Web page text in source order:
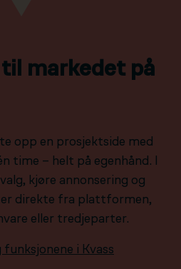
markedet på
opp en prosjektside med
time – helt på egenhånd. I
kjøre annonsering og
direkte fra plattformen,
eller tredjeparter.
i Kvass